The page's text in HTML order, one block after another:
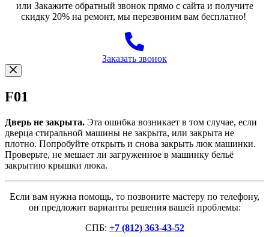
или Закажите обратный звонок прямо с сайта и получите
скидку 20% на ремонт, мы перезвоним вам бесплатно!
Заказать звонок
F01
Дверь не закрыта. Эта ошибка возникает в том случае, если
дверца стиральной машины не закрыта, или закрыта не
плотно. Попробуйте открыть и снова закрыть люк машинки.
Проверьте, не мешает ли загруженное в машинку бельё
закрытию крышки люка.
Если вам нужна помощь, то позвоните мастеру по телефону,
он предложит варианты решения вашей проблемы:
СПБ: +7 (812) 363-43-52